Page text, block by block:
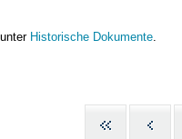
Historische Dokumente.